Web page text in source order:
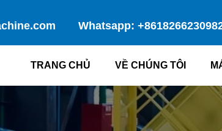
Whatsapp:
TRANG CHỦ VỀ CHÚNG TÔI